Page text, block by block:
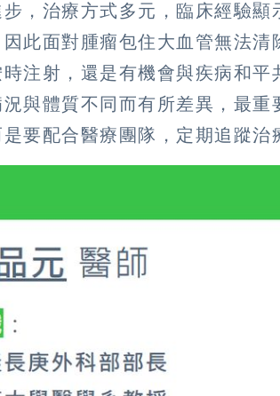
，治療方式多元，臨床經驗顯
此面對腫瘤包住大血管無法清
注射，還是有機會與疾病和平
與體質不同而有所差異，最重
要配合醫療團隊，定期追蹤治